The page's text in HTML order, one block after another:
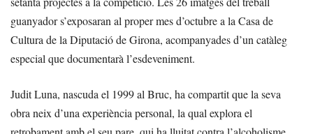
guanyador s’exposaran al proper mes d’octubre a la Casa de
Cultura de la Diputació de Girona, acompanyades d’un catàleg
especial que documentarà l’esdeveniment.
Judit Luna, nascuda el 1999 al Bruc, ha compartit que la seva
obra neix d’una experiència personal, la qual explora el